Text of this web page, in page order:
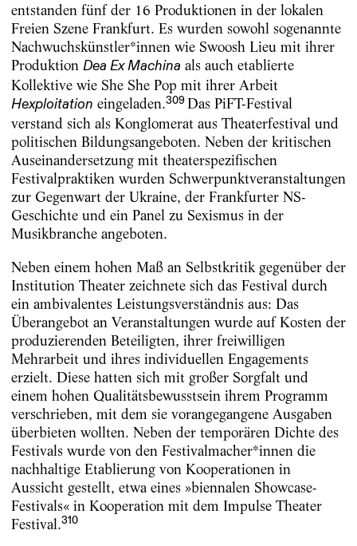
entstanden fünf der 16 Produktionen in der lokalen
Freien Szene Frankfurt. Es wurden sowohl sogenannte
Nachwuchskünstler*innen wie Swoosh Lieu mit ihrer
Produktion Dea Ex Machina als auch etablierte
Kollektive wie She She Pop mit ihrer Arbeit
Hexploitation eingeladen.309Das PiFT-Festival
verstand sich als Konglomerat aus Theaterfestival und
politischen Bildungsangeboten. Neben der kritischen
Auseinandersetzung mit theaterspezifischen
Festivalpraktiken wurden Schwerpunktveranstaltungen
zur Gegenwart der Ukraine, der Frankfurter NS-
Geschichte und ein Panel zu Sexismus in der
Musikbranche angeboten.
Neben einem hohen Maß an Selbstkritik gegenüber der
Institution Theater zeichnete sich das Festival durch
ein ambivalentes Leistungsverständnis aus: Das
Überangebot an Veranstaltungen wurde auf Kosten der
produzierenden Beteiligten, ihrer freiwilligen
Mehrarbeit und ihres individuellen Engagements
erzielt. Diese hatten sich mit großer Sorgfalt und
einem hohen Qualitätsbewusstsein ihrem Programm
verschrieben, mit dem sie vorangegangene Ausgaben
überbieten wollten. Neben der temporären Dichte des
Festivals wurde von den Festivalmacher*innen die
nachhaltige Etablierung von Kooperationen in
Aussicht gestellt, etwa eines »biennalen Showcase-
Festivals« in Kooperation mit dem Impulse Theater
Festival.310